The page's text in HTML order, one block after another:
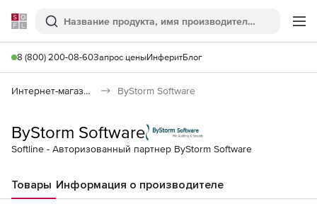
Softline
Поиск
8 (800) 200-08-60Запрос ценыИнферитБлог
Интернет-магазин ByStorm Software
ByStorm Software
Softline - Авторизованный партнер ByStorm Software
Товары Информация о производителе